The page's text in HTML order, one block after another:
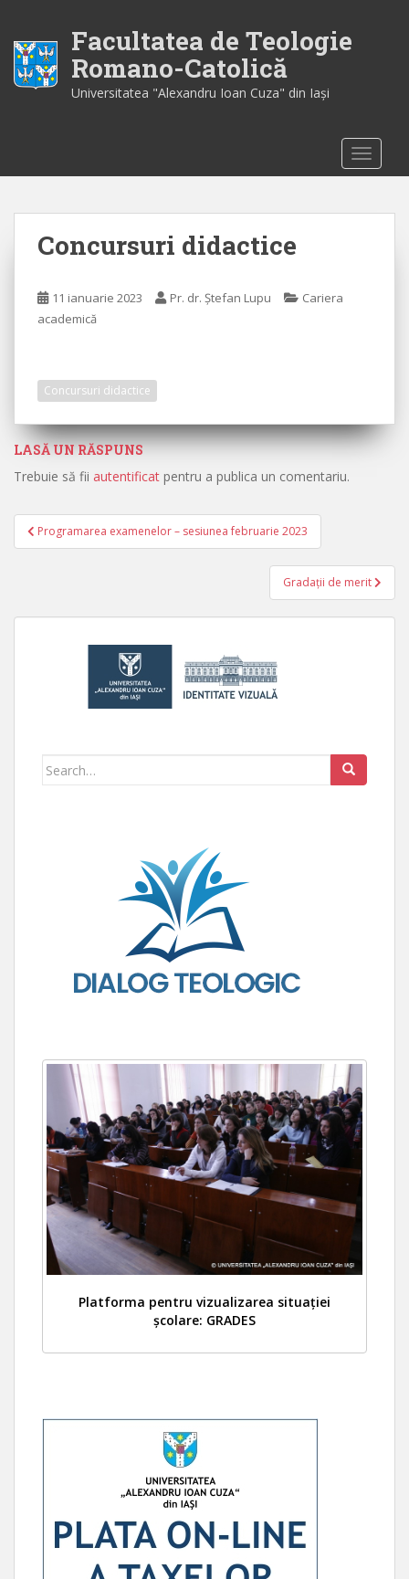
i
Facultatea de Teologie
Romano-Catolică
Universitatea "Alexandru Ioan Cuza" din Iaşi
Concursuri didactice
11 ianuarie 2023 Pr. dr. Ștefan Lupu
Cariera
academică
Concursuri didactice
LASĂ UN RĂSPUNS
Trebuie să fii autentificat pentru a publica un comentariu.
Navigare în articole
Programarea examenelor – sesiunea februarie 2023
Gradații de merit
Search for:
Platforma pentru vizualizarea situației
școlare: GRADES